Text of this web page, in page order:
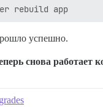
успешно.
снова работает